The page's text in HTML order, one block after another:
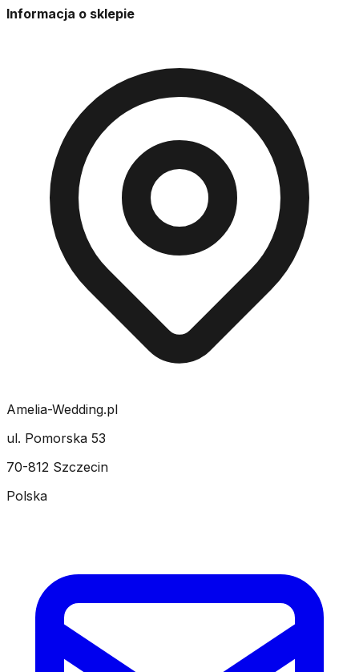
Informacja o sklepie
Amelia-Wedding.pl
ul. Pomorska 53
70-812 Szczecin
Polska